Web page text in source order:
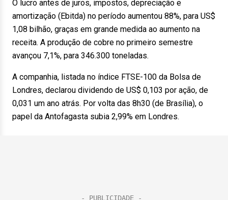
O lucro antes de juros, impostos, depreciação e
amortização (Ebitda) no período aumentou 88%, para US$
1,08 bilhão, graças em grande medida ao aumento na
receita. A produção de cobre no primeiro semestre
avançou 7,1%, para 346.300 toneladas.
A companhia, listada no índice FTSE-100 da Bolsa de
Londres, declarou dividendo de US$ 0,103 por ação, de
0,031 um ano atrás. Por volta das 8h30 (de Brasília), o
papel da Antofagasta subia 2,99% em Londres.